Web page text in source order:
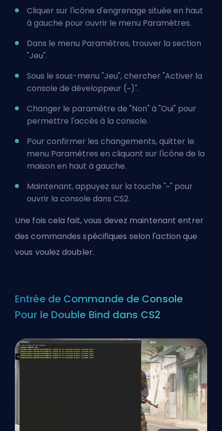
Cliquer sur l'icône d'engrenage située en haut
à gauche pour ouvrir le menu Paramètres.
Dans le menu Paramètres, trouver la section
"Jeu".
Sous le sous-menu "Jeu", chercher "Activer la
console de développeur (~)".
Changer le paramètre de "Non" à "Oui" pour
permettre l'accès à la console.
Pour confirmer les changements, quitter le
menu Paramètres en cliquant sur l'icône de la
maison en haut à gauche.
Maintenant, appuyez sur la touche "~" pour
ouvrir la console dans CS2.
Une fois cela fait, vous devez maintenant entrer
des commandes spécifiques selon l'action que
vous voulez doubler.
Entrée de Commande de Console
Pour le Double Bind dans CS2